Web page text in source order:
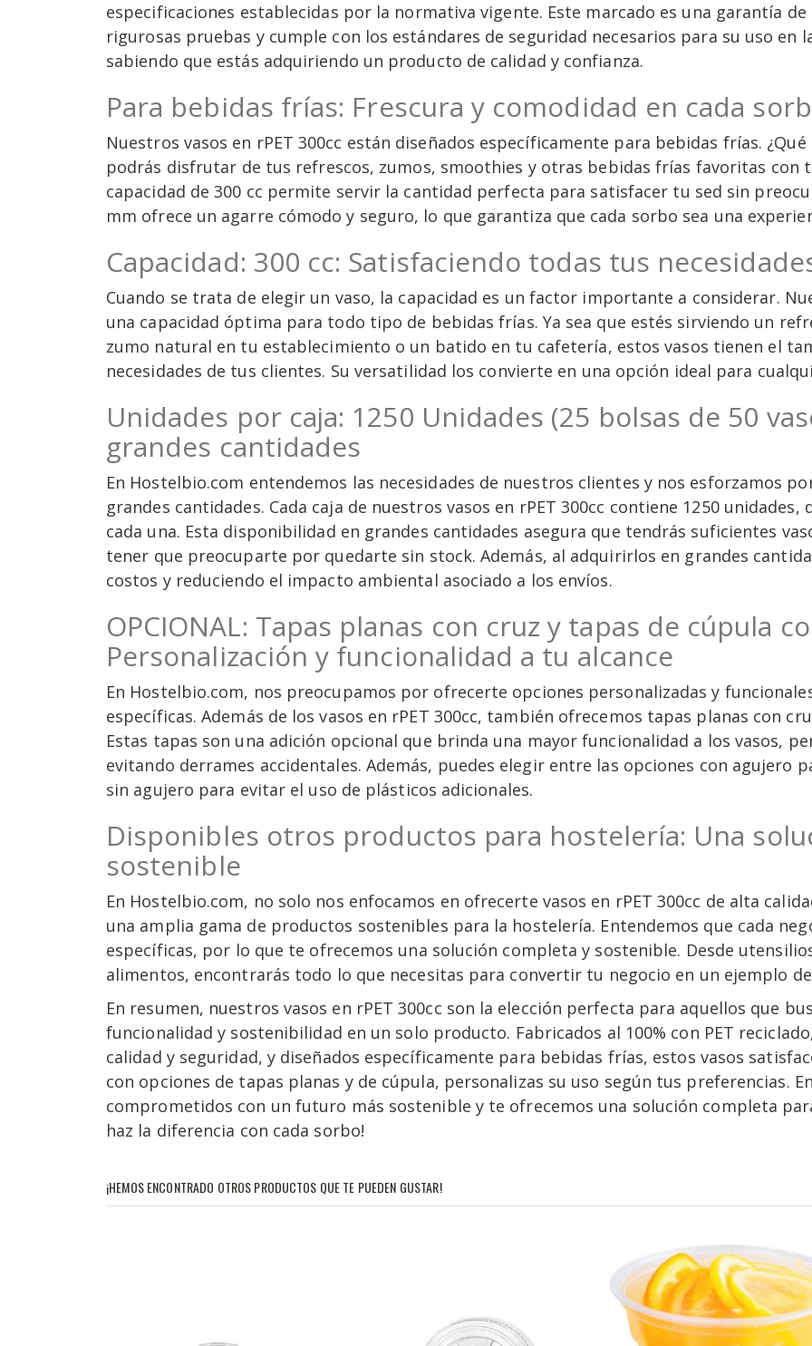
especificaciones establecidas por la normativa vigente. Este marcado es una garantía
rigurosas pruebas y cumple con los estándares de seguridad necesarios para su uso en
sabiendo que estás adquiriendo un producto de calidad y confianza.
Para bebidas frías: Frescura y comodidad en cada
Nuestros vasos en rPET 300cc están diseñados específicamente para bebidas frías.
podrás disfrutar de tus refrescos, zumos, smoothies y otras bebidas frías favoritas con
capacidad de 300 cc permite servir la cantidad perfecta para satisfacer tu sed sin
mm ofrece un agarre cómodo y seguro, lo que garantiza que cada sorbo sea una
Capacidad: 300 cc: Satisfaciendo todas tus
Cuando se trata de elegir un vaso, la capacidad es un factor importante a considerar.
una capacidad óptima para todo tipo de bebidas frías. Ya sea que estés sirviendo un
zumo natural en tu establecimiento o un batido en tu cafetería, estos vasos tienen el
necesidades de tus clientes. Su versatilidad los convierte en una opción ideal para
Unidades por caja: 1250 Unidades (25 bolsas de 50
grandes cantidades
En Hostelbio.com entendemos las necesidades de nuestros clientes y nos esforzamos
grandes cantidades. Cada caja de nuestros vasos en rPET 300cc contiene 1250
cada una. Esta disponibilidad en grandes cantidades asegura que tendrás suficientes
tener que preocuparte por quedarte sin stock. Además, al adquirirlos en grandes
costos y reduciendo el impacto ambiental asociado a los envíos.
OPCIONAL: Tapas planas con cruz y tapas de cúpula
Personalización y funcionalidad a tu alcance
En Hostelbio.com, nos preocupamos por ofrecerte opciones personalizadas y
específicas. Además de los vasos en rPET 300cc, también ofrecemos tapas planas con
Estas tapas son una adición opcional que brinda una mayor funcionalidad a los vasos,
evitando derrames accidentales. Además, puedes elegir entre las opciones con agujero
sin agujero para evitar el uso de plásticos adicionales.
Disponibles otros productos para hostelería: Una
sostenible
En Hostelbio.com, no solo nos enfocamos en ofrecerte vasos en rPET 300cc de alta
una amplia gama de productos sostenibles para la hostelería. Entendemos que cada
específicas, por lo que te ofrecemos una solución completa y sostenible. Desde
alimentos, encontrarás todo lo que necesitas para convertir tu negocio en un ejemplo
En resumen, nuestros vasos en rPET 300cc son la elección perfecta para aquellos que
funcionalidad y sostenibilidad en un solo producto. Fabricados al 100% con PET
calidad y seguridad, y diseñados específicamente para bebidas frías, estos vasos
con opciones de tapas planas y de cúpula, personalizas su uso según tus preferencias.
comprometidos con un futuro más sostenible y te ofrecemos una solución completa
haz la diferencia con cada sorbo!
¡HEMOS ENCONTRADO OTROS PRODUCTOS QUE TE PUEDEN GUSTAR!